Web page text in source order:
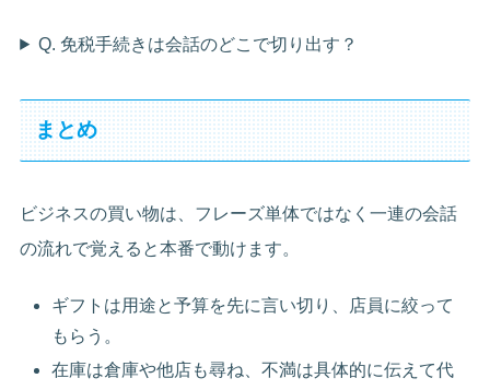
Q. 免税手続きは会話のどこで切り出す？
まとめ
ビジネスの買い物は、フレーズ単体ではなく一連の会話
の流れで覚えると本番で動けます。
ギフトは用途と予算を先に言い切り、店員に絞って
もらう。
在庫は倉庫や他店も尋ね、不満は具体的に伝えて代